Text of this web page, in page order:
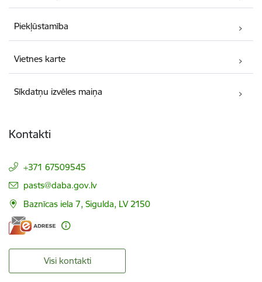
Piekļūstamība
Vietnes karte
Sīkdatņu izvēles maiņa
Kontakti
+371 67509545
E-pasts:
pasts@daba.gov.lv
Baznīcas iela 7, Sigulda, LV 2150
Visi kontakti